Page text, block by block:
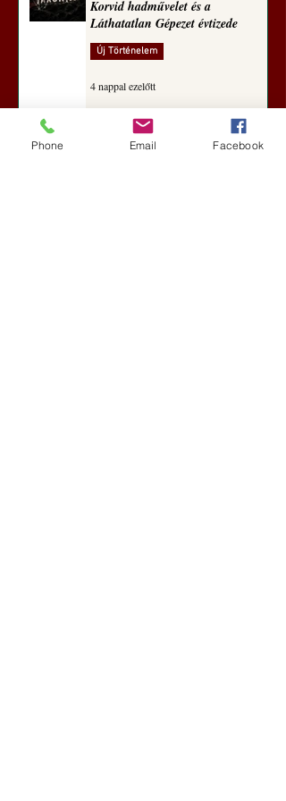
Korvid hadművelet és a
Láthatatlan Gépezet évtizede
Új Történelem
4 nappal ezelőtt
Darai Lajos: Naplóbölcsességeim
Phone Email Facebook